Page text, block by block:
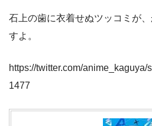
石上の歯に衣着せぬツッコミが
すよ。
https://twitter.com/
1477